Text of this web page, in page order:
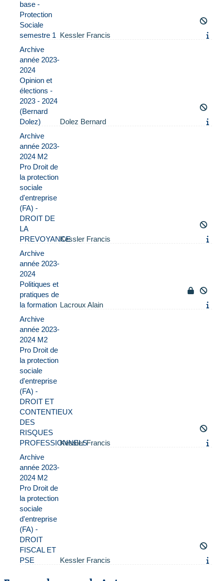
base -
Protection
Sociale
semestre 1
Kessler Francis
Archive
année 2023-
2024
Opinion et
élections -
2023 - 2024
(Bernard
Dolez)
Dolez Bernard
Archive
année 2023-
2024 M2
Pro Droit de
la protection
sociale
d'entreprise
(FA) -
DROIT DE
LA
PREVOYANCEKessler Francis
Archive
année 2023-
2024
Politiques et
pratiques de
la formation Lacroux Alain
Archive
année 2023-
2024 M2
Pro Droit de
la protection
sociale
d'entreprise
(FA) -
DROIT ET
CONTENTIEUX
DES
RISQUES
PROFESSIONNELS
Kessler Francis
Archive
année 2023-
2024 M2
Pro Droit de
la protection
sociale
d'entreprise
(FA) -
DROIT
FISCAL ET
PSE
Kessler Francis